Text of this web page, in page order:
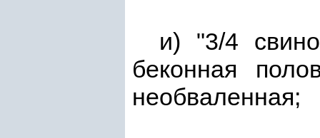
и) "3/4
беконная
необваленная;